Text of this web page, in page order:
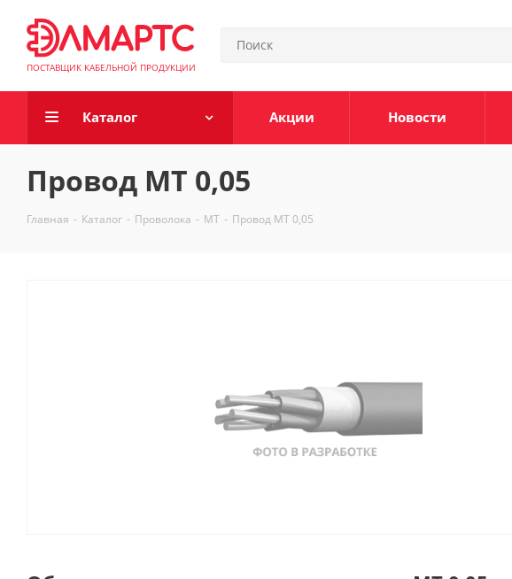
ПОСТАВЩИК КАБЕЛЬНОЙ ПРОДУКЦИИ
Каталог Акции Новости
Провод МТ 0,05
Главная - Каталог - Проволока - МТ - Провод МТ 0,05